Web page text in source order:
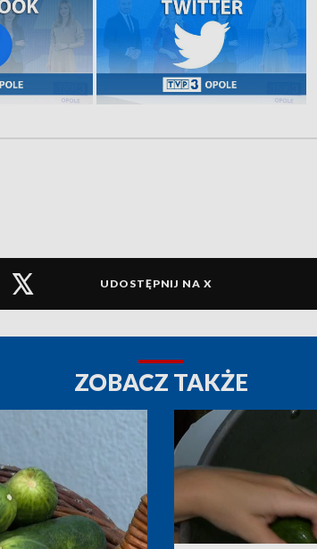
UDOSTĘPNIJ NA X
ZOBACZ TAKŻE